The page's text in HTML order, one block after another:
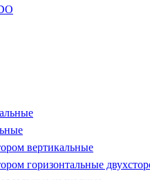
вертикальные
горизонтальные